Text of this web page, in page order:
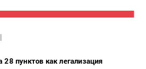
28 пунктов как легализация